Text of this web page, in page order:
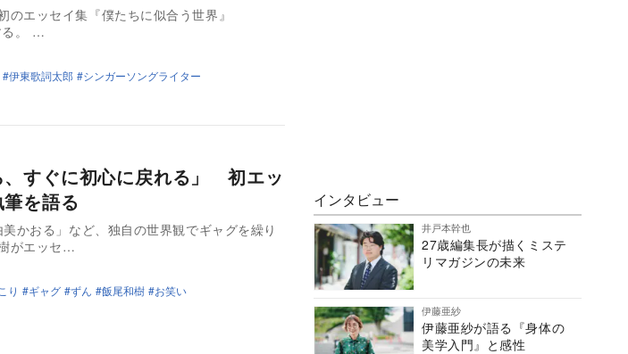
エッセイ集『僕たちに似合う世界』
（KADOKAWA）を7月22日にリリースする。 …
伊東歌詞太郎 シンガーソングライター
すぐに初心に戻れる」 初エッ
を語る
かおる」など、独自の世界観でギャグを繰り
がエッセ…
り ギャグ ずん 飯尾和樹 お笑い
インタビュー
井戸本幹也
27歳編集長が描くミステ
リマガジンの未来
伊藤亜紗
伊藤亜紗が語る『身体の
美学入門』と感性